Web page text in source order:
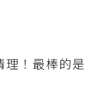
理！最棒的是